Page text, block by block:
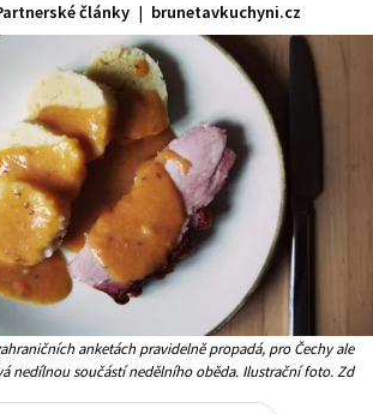
články | brunetavkuchyni.cz
anketách pravidelně propadá, pro Čechy ale
nedílnou součástí nedělního oběda. Ilustrační foto. Zd